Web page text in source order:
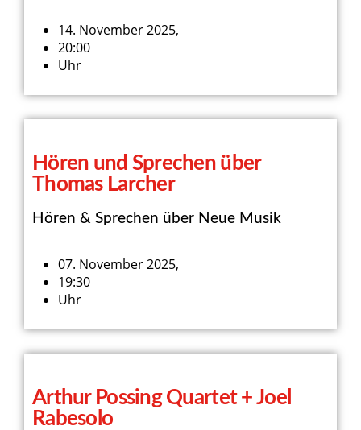
14. November 2025,
20:00
Uhr
Hören und Sprechen über
Thomas Larcher
Hören & Sprechen über Neue Musik
07. November 2025,
19:30
Uhr
Arthur Possing Quartet​ + Joel
Rabesolo